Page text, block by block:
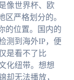
像世界杯、欧
区严格划分的。
的位置。国内的
测到海外IP，便
是看不了比
化纽带。想想
却无法播放，